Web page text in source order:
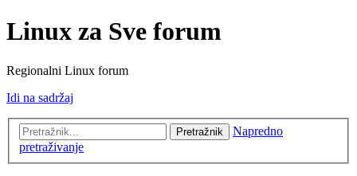
Linux za Sve forum
Regionalni Linux forum
Idi na sadržaj
Pretražnik
Napredno
pretraživanje